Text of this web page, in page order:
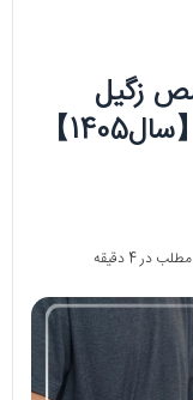
زگیل
تناسلی در شهرک اکباتان ✅【سال1405】
در 4 دقیقه